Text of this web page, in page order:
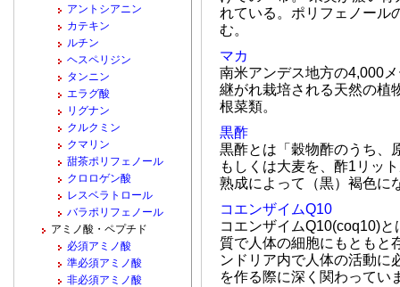
れている。ポリフェノール
む。
マカ
南米アンデス地方の4,000
継がれ栽培される天然の植
根菜類。
黒酢
黒酢とは「穀物酢のうち、
もしくは大麦を、酢1リッ
熟成によって（黒）褐色に
コエンザイムQ10
コエンザイムQ10(coq10)
質で人体の細胞にもともと
ンドリア内で人体の活動に
を作る際に深く関わってい
アントシアニン
カテキン
ルチン
ヘスペリジン
タンニン
エラグ酸
リグナン
クルクミン
クマリン
甜茶ポリフェノール
クロロゲン酸
レスベラトロール
バラポリフェノール
アミノ酸・ペプチド
必須アミノ酸
準必須アミノ酸
非必須アミノ酸